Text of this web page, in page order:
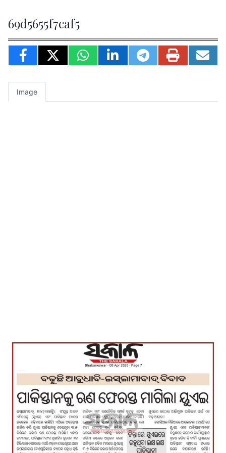
69d5655f7caf5
Image